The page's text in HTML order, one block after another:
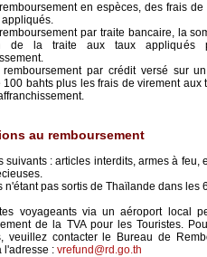
en espèces, des frais
appliqués.
par traite bancaire, la
de la traite aux taux
par crédit versé sur
100 bahts plus les frais de virement
au remboursement
suivants : articles interdits, armes à feu,
n'étant pas sortis de Thaïlande dans les
voyageants via un aéroport local
de la TVA pour les Touristes.
veuillez contacter le Bureau de
l'adresse : vrefund@rd.go.th